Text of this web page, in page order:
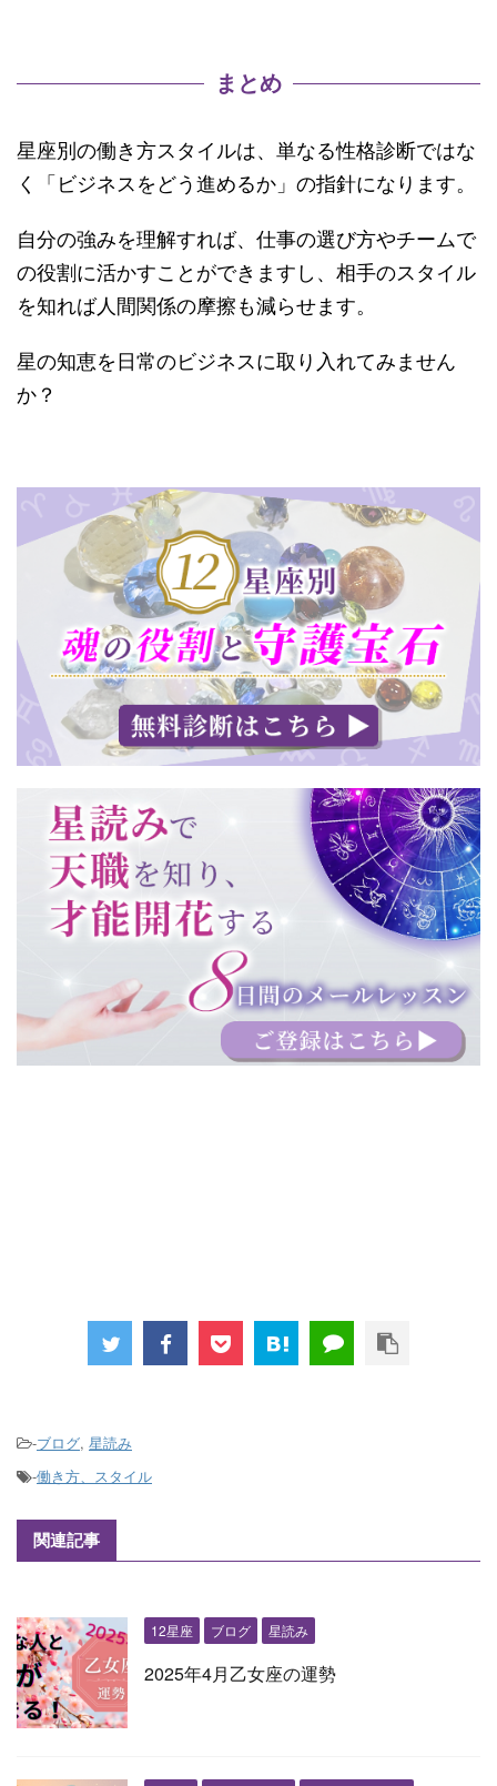
まとめ
星座別の働き方スタイルは、単なる性格診断ではな
く「ビジネスをどう進めるか」の指針になります。
自分の強みを理解すれば、仕事の選び方やチームで
の役割に活かすことができますし、相手のスタイル
を知れば人間関係の摩擦も減らせます。
星の知恵を日常のビジネスに取り入れてみません
か？
-ブログ, 星読み
-働き方、スタイル
関連記事
12星座 ブログ 星読み
2025年4月乙女座の運勢